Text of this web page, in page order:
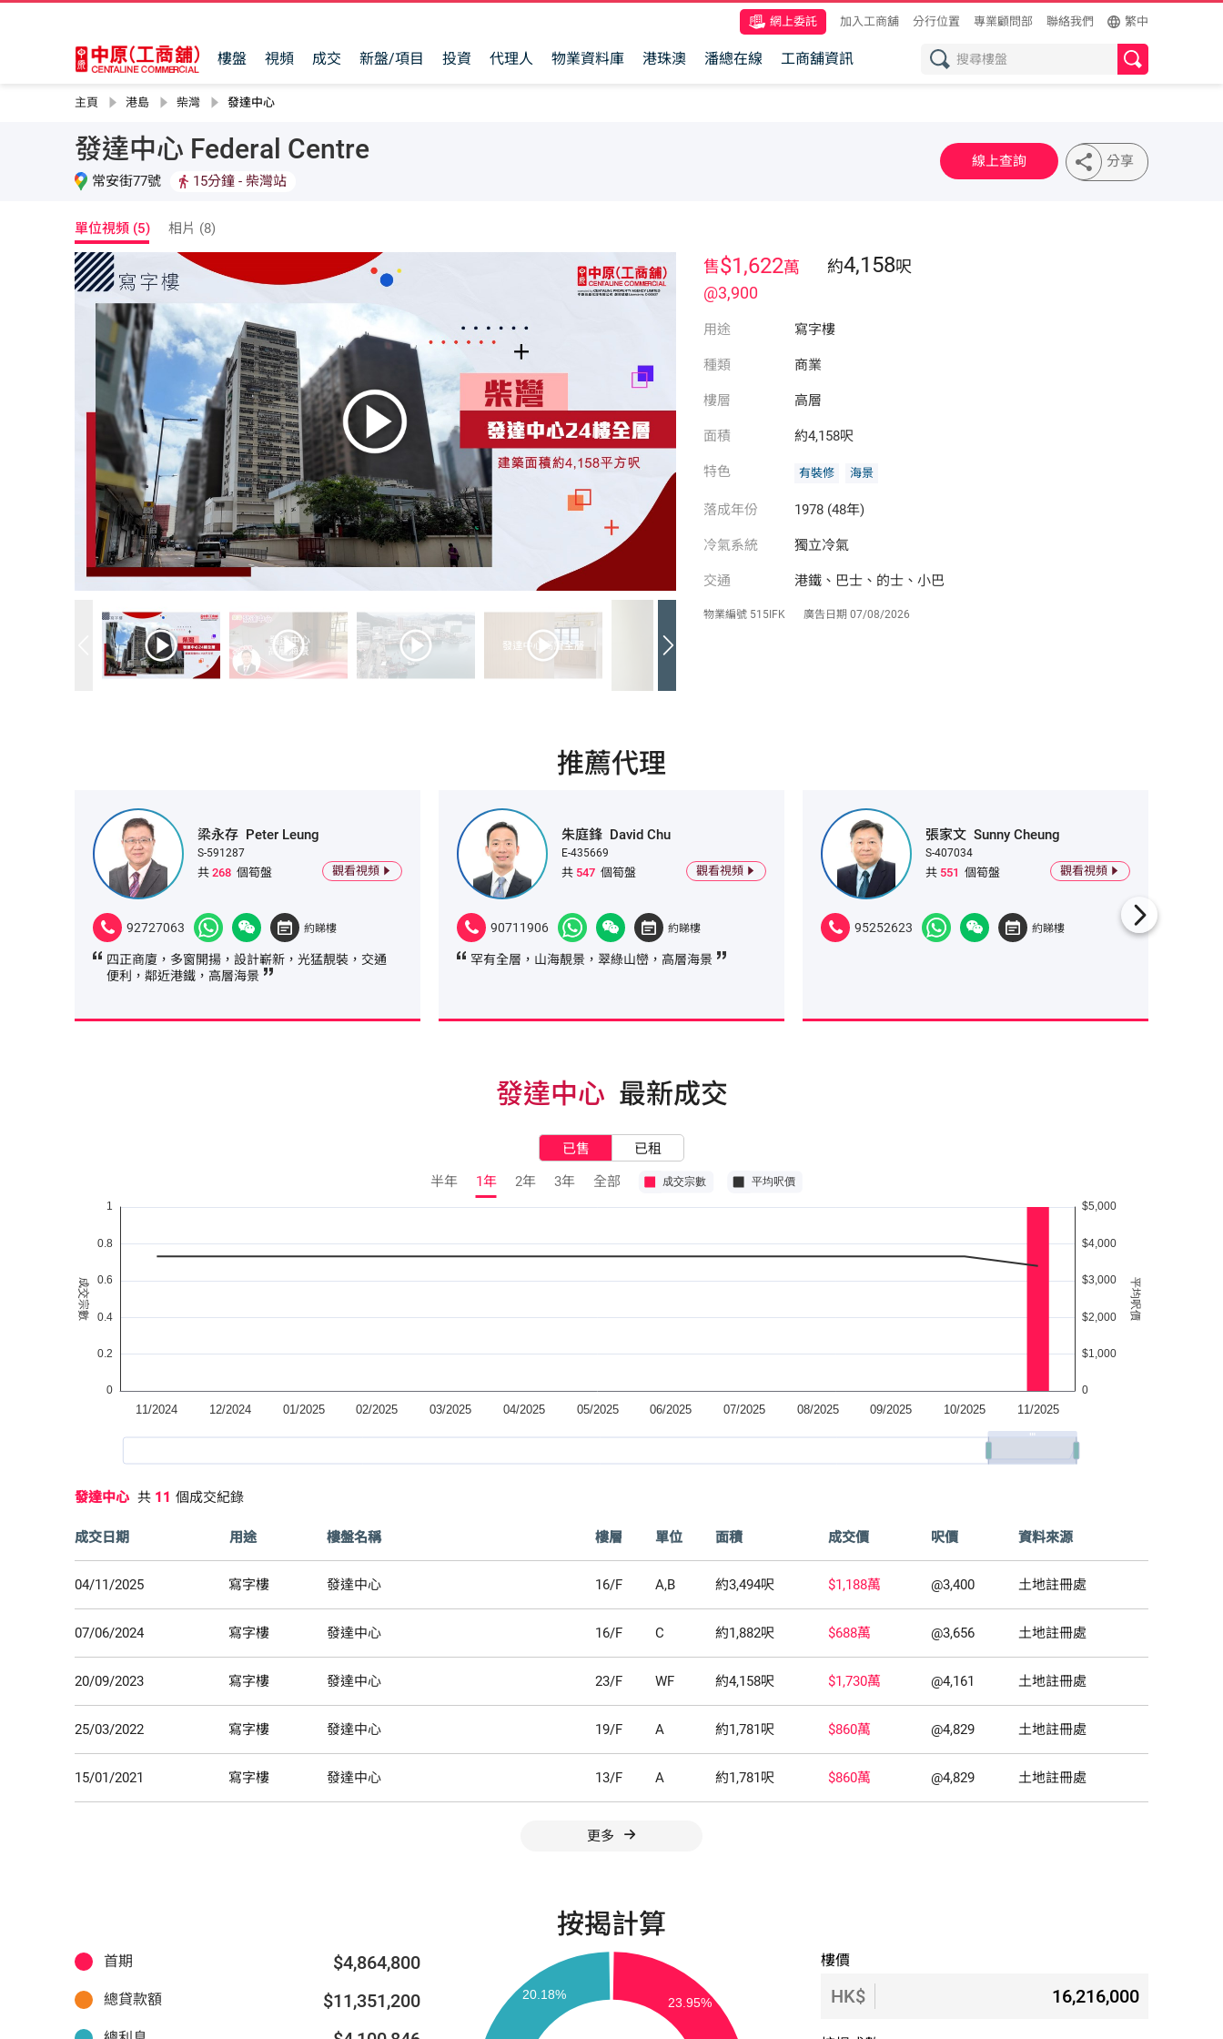
網上委託 加入工商舖 分行位置 專業顧問部 聯絡我們 繁中
樓盤 視頻 成交 新盤/項目 投資 代理人 物業資料庫 港珠澳 潘總在線 工商舖資訊
主頁 港島 柴灣 發達中心
發達中心 Federal Centre
常安街77號 15分鐘 - 柴灣站
線上查詢 分享
單位視頻 (5) 相片 (8)
售$1,622萬
@3,900
約4,158呎
用途 寫字樓
種類 商業
樓層 高層
面積 約4,158呎
特色 有裝修 海景
落成年份 1978 (48年)
冷氣系統 獨立冷氣
交通 港鐵、巴士、的士、小巴
物業編號 515IFK 廣告日期 07/08/2026
發達中心 最新成交
已售
已租
半年
1年 2年 3年 全部
發達中心 共 11 個成交紀錄
成交日期 用途 樓盤名稱 樓層 單位 面積 成交價 呎價 資料來源
04/11/2025 寫字樓 發達中心 16/F A,B 約3,494呎 $1,188萬 @3,400 土地註冊處
07/06/2024 寫字樓 發達中心 16/F C 約1,882呎 $688萬 @3,656 土地註冊處
20/09/2023 寫字樓 發達中心 23/F WF 約4,158呎 $1,730萬 @4,161 土地註冊處
25/03/2022 寫字樓 發達中心 19/F A 約1,781呎 $860萬 @4,829 土地註冊處
15/01/2021 寫字樓 發達中心 13/F A 約1,781呎 $860萬 @4,829 土地註冊處
更多
按揭計算
首期 $4,864,800
總貸款額 $11,351,200
樓價
HK$
推薦代理
梁永存 Peter Leung
S-591287
共 268 個筍盤 觀看視頻
92727063 約睇樓
四正商廈，多窗開揚，設計嶄新，光猛靚裝，交通
便利，鄰近港鐵，高層海景
朱庭鋒 David Chu
E-435669
共 547 個筍盤 觀看視頻
90711906 約睇樓
罕有全層，山海靚景，翠綠山巒，高層海景
張家文 Sunny Cheung
S-407034
共 551 個筍盤 觀看視頻
95252623 約睇樓